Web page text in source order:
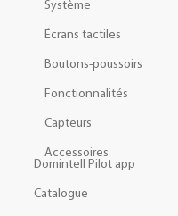
Système
Écrans tactiles
Boutons-poussoirs
Fonctionnalités
Capteurs
Accessoires
Domintell Pilot app
Catalogue